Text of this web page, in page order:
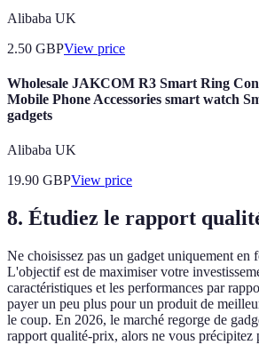
Alibaba UK
2.50 GBPView price
Wholesale JAKCOM R3 Smart Ring
Mobile Phone Accessories smart watch
gadgets
Alibaba UK
19.90 GBPView price
8. Étudiez le rapport
Ne choisissez pas un gadget uniquement en
L'objectif est de maximiser votre
caractéristiques et les performances par
payer un peu plus pour un produit de
le coup. En 2026, le marché regorge de
rapport qualité-prix, alors ne vous précipitez